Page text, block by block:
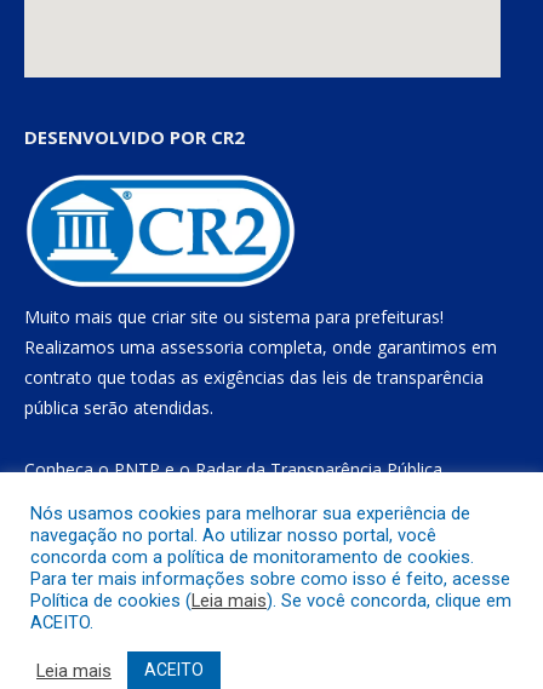
DESENVOLVIDO POR CR2
Muito mais que criar site ou sistema para prefeituras!
Realizamos uma assessoria completa, onde garantimos em
contrato que todas as exigências das leis de transparência
pública serão atendidas.
Conheça oPNTPe oRadar da Transparência Pública
Todos os direitos reservados a Prefeitura Municipal de Gurupá
Mapa do Site
Acessar o Webmail
Nós usamos cookies para melhorar sua experiência de
navegação no portal. Ao utilizar nosso portal, você
concorda com a política de monitoramento de cookies.
Para ter mais informações sobre como isso é feito, acesse
Política de cookies (Leia mais). Se você concorda, clique em
ACEITO.
Leia mais ACEITO